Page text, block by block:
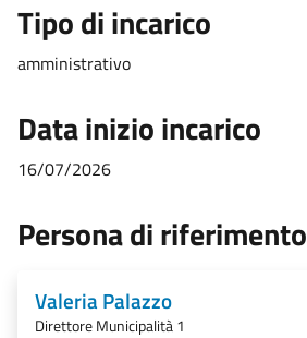
Tipo di incarico
amministrativo
Data inizio incarico
16/07/2026
Persona di riferimento
Valeria Palazzo
Direttore Municipalità 1